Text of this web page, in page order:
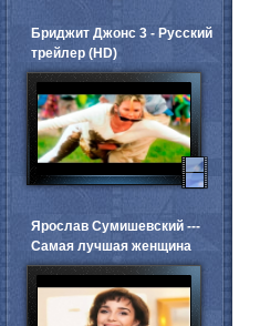
Бриджит Джонс 3 - Русский
трейлер (HD)
Ярослав Сумишевский ---
Самая лучшая женщина